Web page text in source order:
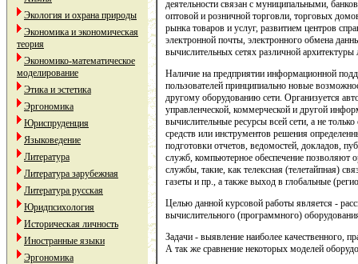
Экология и охрана природы
Экономика и экономическая
теория
Экономико-математическое
моделирование
Этика и эстетика
Эргономика
Юриспруденция
Языковедение
Литература
Литература зарубежная
Литература русская
Юридпсихология
Историческая личность
Иностранные языки
Эргономика
деятельности связан с муниципальными,
оптовой и розничной торговли, торговых
рынка товаров и услуг, развитием центров
электронной почты, электронного обмена
вычислительных сетях различной
Наличие на предприятии информационной
пользователей принципиально новые
другому оборудованию сети. Организуется
управленческой, коммерческой и другой
вычислительные ресурсы всей сети, а не
средств или инструментов решения
подготовки отчетов, ведомостей, докладов,
служб, компьютерное обеспечение
службы, такие, как телексная (телетайпная)
газеты и пр., а также выход в глобальные
Целью данной курсовой работы является -
вычислительного (программного)
Задачи - выявление наиболее качественного,
А так же сравнение некоторых моделей